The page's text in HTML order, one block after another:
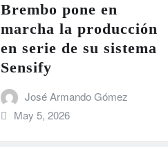
Brembo pone en
marcha la producción
en serie de su sistema
Sensify
José Armando Gómez
May 5, 2026